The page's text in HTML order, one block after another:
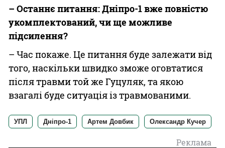
– Останнє питання: Дніпро-1 вже повністю
укомплектований, чи ще можливе
підсилення?
– Час покаже. Це питання буде залежати від
того, наскільки швидко зможе оговтатися
після травми той же Гуцуляк, та якою
взагалі буде ситуація із травмованими.
УПЛ Дніпро-1 Артем Довбик Олександр Кучер
Реклама